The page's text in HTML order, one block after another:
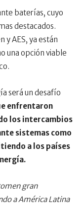
baterías, cuyo
destacados.
y AES, ya están
una opción viable
será un desafío
enfrentaron
los intercambios
sistemas como
a los países
gran
a América Latina